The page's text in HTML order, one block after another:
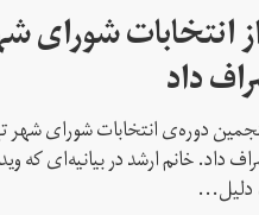
انتخابات شورای
داد
دوره‌ی انتخابات شورای شهر
داد. خانم ارشد در بیانیه‌ای که
دلیل...